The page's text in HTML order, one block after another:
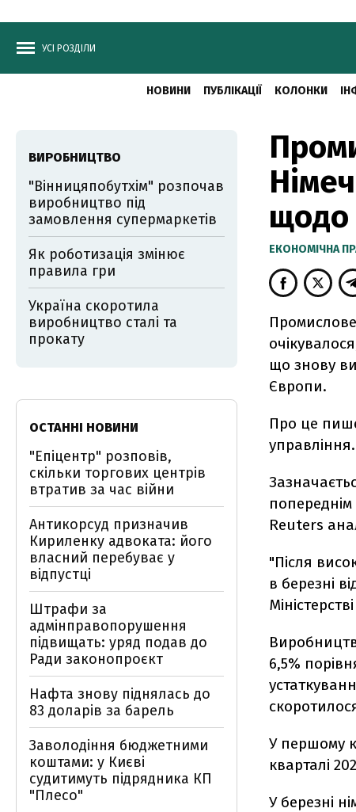
УСІ РОЗДІЛИ
НОВИНИ ПУБЛІКАЦІЇ КОЛОНКИ
щодо
ЕКОНОМІЧНА
що знову
Європи.
Про це
управління.
Reuters
"Після
в березні
6,5%
У першому
кварталі
У березні
ВИРОБНИЦТВО
"Вінницяпобутхім" розпочав
виробництво під
замовлення супермаркетів
Як роботизація змінює
правила гри
Україна скоротила
виробництво сталі та
прокату
ОСТАННІ НОВИНИ
"Епіцентр" розповів,
скільки торгових центрів
втратив за час війни
Антикорсуд призначив
Кириленку адвоката: його
власний перебуває у
відпустці
Штрафи за
адмінправопорушення
підвищать: уряд подав до
Ради законопроєкт
Нафта знову піднялась до
83 доларів за барель
Заволодіння бюджетними
коштами: у Києві
судитимуть підрядника КП
"Плесо"